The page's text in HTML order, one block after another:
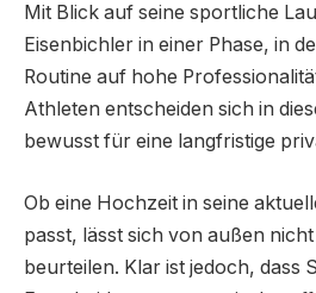
Mit Blick auf seine sportliche
Eisenbichler in einer Phase, in
Routine auf hohe
Athleten entscheiden sich in
bewusst für eine langfristige
Ob eine Hochzeit in seine
passt, lässt sich von außen
beurteilen. Klar ist jedoch, dass